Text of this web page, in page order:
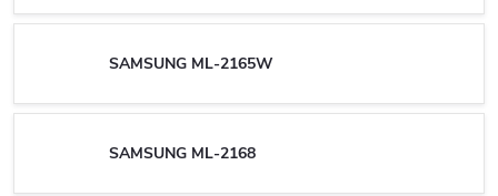
SAMSUNG ML-2165W
SAMSUNG ML-2168